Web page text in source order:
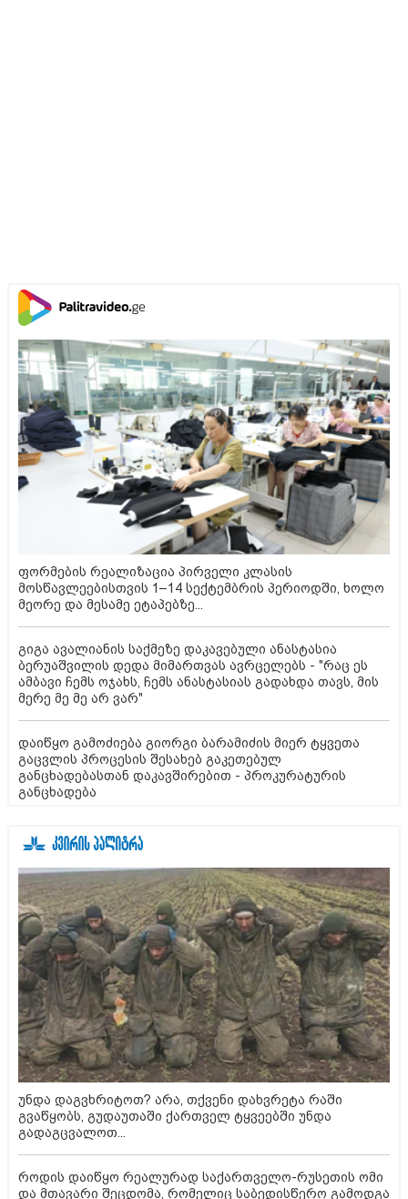
ფორმების რეალიზაცია პირველი კლასის
მოსწავლეებისთვის 1–14 სექტემბრის პერიოდში, ხოლო
მეორე და მესამე ეტაპებზე...
გიგა ავალიანის საქმეზე დაკავებული ანასტასია
ბერუაშვილის დედა მიმართვას ავრცელებს - "რაც ეს
ამბავი ჩემს ოჯახს, ჩემს ანასტასიას გადახდა თავს, მის
მერე მე მე არ ვარ"
დაიწყო გამოძიება გიორგი ბარამიძის მიერ ტყვეთა
გაცვლის პროცესის შესახებ გაკეთებულ
განცხადებასთან დაკავშირებით - პროკურატურის
განცხადება
უნდა დაგვხრიტოთ? არა, თქვენი დახვრეტა რაში
გვაწყობს, გუდაუთაში ქართველ ტყვეებში უნდა
გადაგცვალოთ...
როდის დაიწყო რეალურად საქართველო-რუსეთის ომი
და მთავარი შეცდომა, რომელიც საბედისწერო გამოდგა